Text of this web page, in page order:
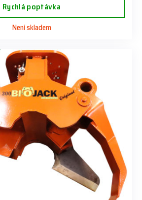
Rychlá poptávka
Není skladem